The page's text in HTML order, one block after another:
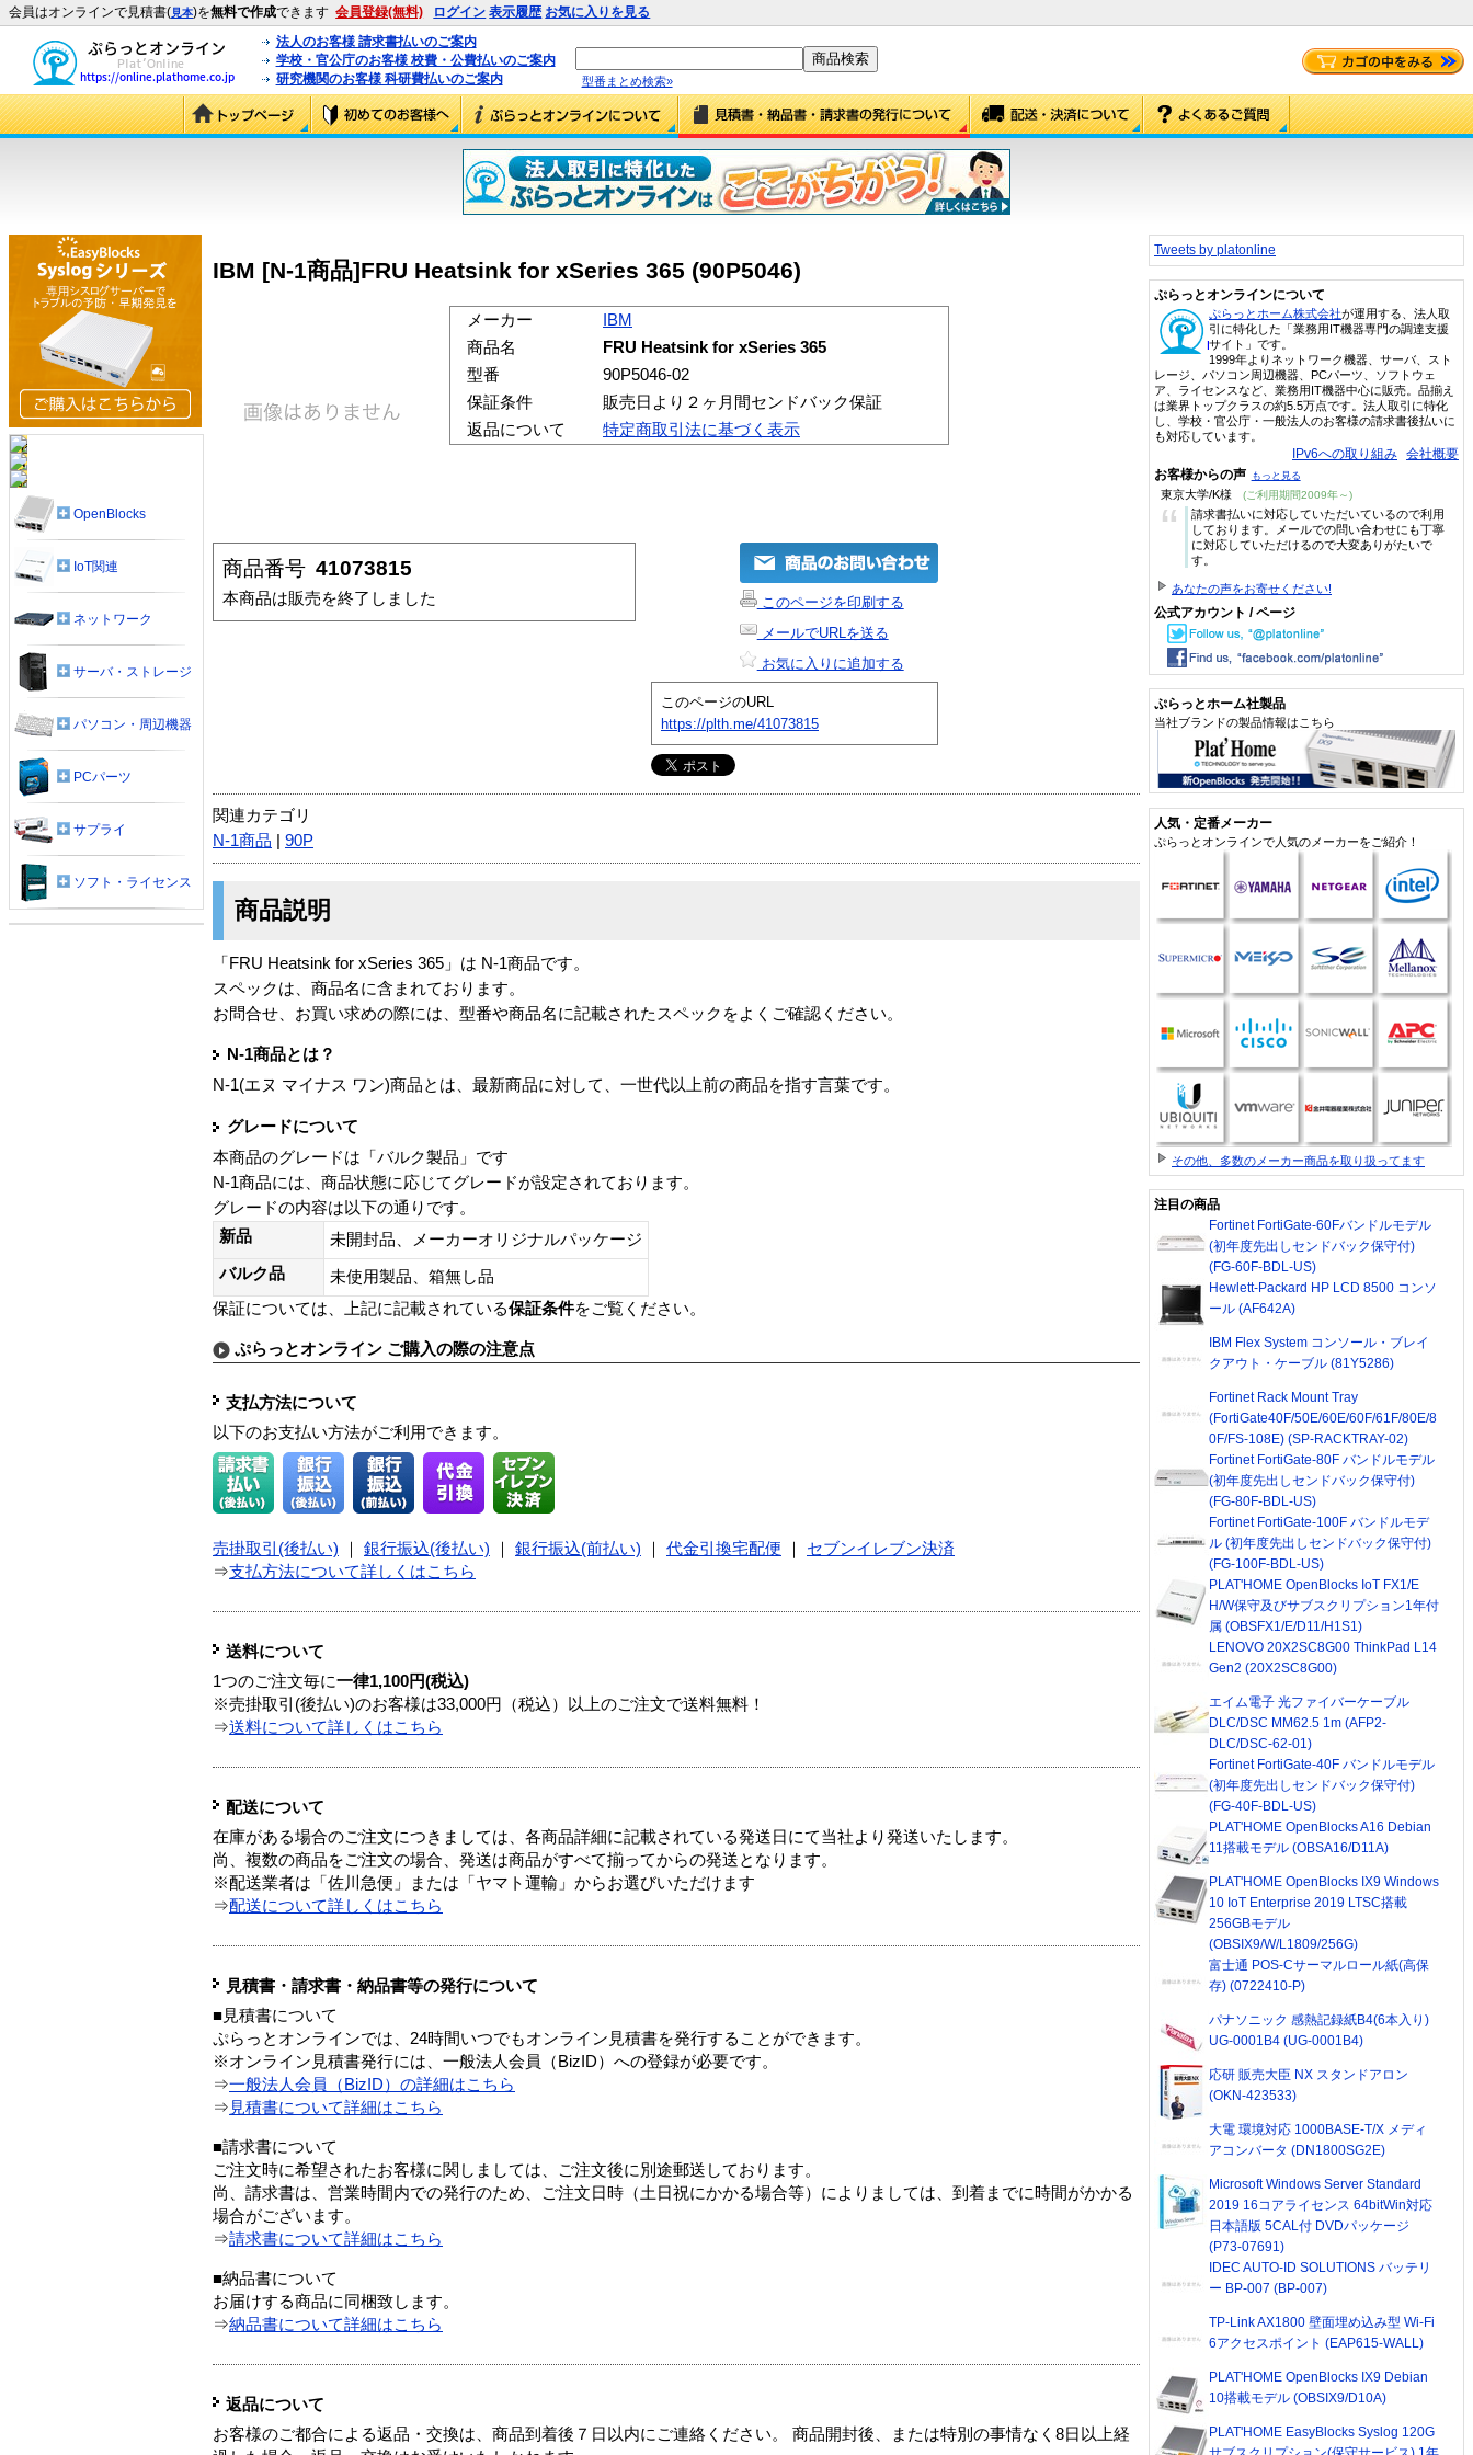
会員はオンラインで見積書(見本)を無料で作成できます 会員登録(無料) ログイン 表示履歴 お気に入りを見る
法人のお客様 請求書払いのご案内
学校・官公庁のお客様 校費・公費払いのご案内
研究機関のお客様 科研費払いのご案内
型番まとめ検索»
IBM [N-1商品]FRU Heatsink for xSeries 365 (90P5046)
メーカー
IBM
商品名
FRU Heatsink for xSeries 365
型番
90P5046-02
保証条件
販売日より２ヶ月間センドバック保証
返品について
特定商取引法に基づく表示
商品番号 41073815
本商品は販売を終了しました
このページを印刷する
メールでURLを送る
お気に入りに追加する
このページのURL
https://plth.me/41073815
関連カテゴリ
N-1商品
90P
商品説明
「FRU Heatsink for xSeries 365」は N-1商品です。
スペックは、商品名に含まれております。
お問合せ、お買い求めの際には、型番や商品名に記載されたスペックをよくご確認ください。
N-1商品とは？
N-1(エヌ マイナス ワン)商品とは、最新商品に対して、一世代以上前の商品を指す言葉です。
グレードについて
本商品のグレードは「バルク製品」です
N-1商品には、商品状態に応じてグレードが設定されております。
グレードの内容は以下の通りです。
新品
未開封品、メーカーオリジナルパッケージ
バルク品
未使用製品、箱無し品
保証については、上記に記載されている保証条件をご覧ください。
ぷらっとオンライン ご購入の際の注意点
支払方法について
以下のお支払い方法がご利用できます。
売掛取引(後払い) 銀行振込(後払い) 銀行振込(前払い) 代金引換宅配便
セブンイレブン決済
⇒支払方法について詳しくはこちら
送料について
1つのご注文毎に一律1,100円(税込)
※売掛取引(後払い)のお客様は33,000円（税込）以上のご注文で送料無料！
⇒送料について詳しくはこちら
配送について
在庫がある場合のご注文につきましては、各商品詳細に記載されている発送日にて当社より発送いたします。
尚、複数の商品をご注文の場合、発送は商品がすべて揃ってからの発送となります。
※配送業者は「佐川急便」または「ヤマト運輸」からお選びいただけます
⇒配送について詳しくはこちら
見積書・請求書・納品書等の発行について
■見積書について
ぷらっとオンラインでは、24時間いつでもオンライン見積書を発行することができます。
※オンライン見積書発行には、一般法人会員（BizID）への登録が必要です。
⇒一般法人会員（BizID）の詳細はこちら
⇒ 見積書について詳細はこちら
■請求書について
ご注文時に希望されたお客様に関しましては、ご注文後に別途郵送しております。
尚、請求書は、営業時間内での発行のため、ご注文日時（土日祝にかかる場合等）によりましては、到着までに時間がかかる
場合がございます。
⇒請求書について詳細はこちら
■納品書について
お届けする商品に同梱致します。
⇒納品書について詳細はこちら
返品について
お客様のご都合による返品・交換は、商品到着後７日以内にご連絡ください。 商品開封後、または特別の事情なく8日以上経
OpenBlocks
IoT関連
ネットワーク
サーバ・ストレージ
パソコン・周辺機器
PCパーツ
サプライ
ソフト・ライセンス
Tweets by platonline
ぷらっとオンラインについて
ぷらっとホーム株式会社が運用する、法人取
引に特化した「業務用IT機器専門の調達支援
サイト」です。
1999年よりネットワーク機器、サーバ、スト
レージ、パソコン周辺機器、PCパーツ、ソフトウェ
ア、ライセンスなど、業務用IT機器中心に販売。品揃え
は業界トップクラスの約5.5万点です。法人取引に特化
し、学校・官公庁・一般法人のお客様の請求書後払いに
も対応しています。
IPv6への取り組み 会社概要
お客様からの声 もっと見る
東京大学/K様 (ご利用期間2009年～)
“
請求書払いに対応していただいているので利用
しております。メールでの問い合わせにも丁寧
に対応していただけるので大変ありがたいで
す。
あなたの声をお寄せください!
公式アカウント / ページ
ぷらっとホーム社製品
当社ブランドの製品情報はこちら
人気・定番メーカー
ぷらっとオンラインで人気のメーカーをご紹介！
その他、多数のメーカー商品を取り扱ってます
注目の商品
Fortinet FortiGate-60Fバンドルモデル
(初年度先出しセンドバック保守付)
(FG-60F-BDL-US)
Hewlett-Packard HP LCD 8500 コンソ
ール (AF642A)
IBM Flex System コンソール・ブレイ
クアウト・ケーブル (81Y5286)
Fortinet Rack Mount Tray
(FortiGate40F/50E/60E/60F/61F/80E/8
0F/FS-108E) (SP-RACKTRAY-02)
Fortinet FortiGate-80F バンドルモデル
(初年度先出しセンドバック保守付)
(FG-80F-BDL-US)
Fortinet FortiGate-100F バンドルモデ
ル (初年度先出しセンドバック保守付)
(FG-100F-BDL-US)
PLAT'HOME OpenBlocks IoT FX1/E
H/W保守及びサブスクリプション1年付
属 (OBSFX1/E/D11/H1S1)
LENOVO 20X2SC8G00 ThinkPad L14
Gen2 (20X2SC8G00)
エイム電子 光ファイバーケーブル
DLC/DSC MM62.5 1m (AFP2-
DLC/DSC-62-01)
Fortinet FortiGate-40F バンドルモデル
(初年度先出しセンドバック保守付)
(FG-40F-BDL-US)
PLAT'HOME OpenBlocks A16 Debian
11搭載モデル (OBSA16/D11A)
PLAT'HOME OpenBlocks IX9 Windows
10 IoT Enterprise 2019 LTSC搭載
256GBモデル
(OBSIX9/W/L1809/256G)
富士通 POS-Cサーマルロール紙(高保
存) (0722410-P)
パナソニック 感熱記録紙B4(6本入り)
UG-0001B4 (UG-0001B4)
応研 販売大臣 NX スタンドアロン
(OKN-423533)
大電 環境対応 1000BASE-T/X メディ
アコンバータ (DN1800SG2E)
Microsoft Windows Server Standard
2019 16コアライセンス 64bitWin対応
日本語版 5CAL付 DVDパッケージ
(P73-07691)
IDEC AUTO-ID SOLUTIONS バッテリ
ー BP-007 (BP-007)
TP-Link AX1800 壁面埋め込み型 Wi-Fi
6アクセスポイント (EAP615-WALL)
PLAT'HOME OpenBlocks IX9 Debian
10搭載モデル (OBSIX9/D10A)
PLAT'HOME EasyBlocks Syslog 120G